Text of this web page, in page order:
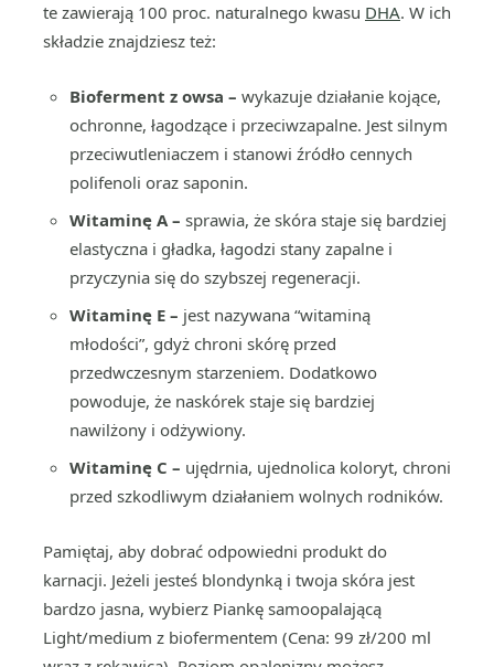
te zawierają 100 proc. naturalnego kwasu DHA. W ich
składzie znajdziesz też:
Bioferment z owsa – wykazuje działanie kojące,
ochronne, łagodzące i przeciwzapalne. Jest silnym
przeciwutleniaczem i stanowi źródło cennych
polifenoli oraz saponin.
Witaminę A – sprawia, że skóra staje się bardziej
elastyczna i gładka, łagodzi stany zapalne i
przyczynia się do szybszej regeneracji.
Witaminę E – jest nazywana “witaminą
młodości”, gdyż chroni skórę przed
przedwczesnym starzeniem. Dodatkowo
powoduje, że naskórek staje się bardziej
nawilżony i odżywiony.
Witaminę C – ujędrnia, ujednolica koloryt, chroni
przed szkodliwym działaniem wolnych rodników.
Pamiętaj, aby dobrać odpowiedni produkt do
karnacji. Jeżeli jesteś blondynką i twoja skóra jest
bardzo jasna, wybierz Piankę samoopalającą
Light/medium z biofermentem (Cena: 99 zł/200 ml